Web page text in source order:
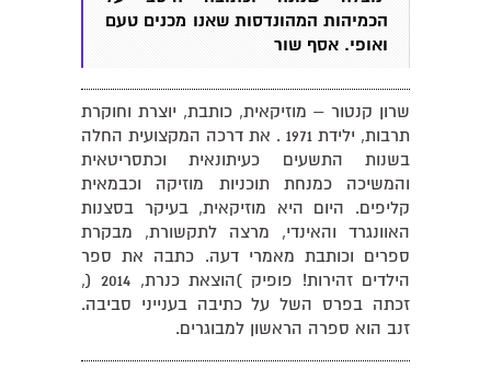
הכמיהות המהונדסות שאנו מכנים טעם
ואופי. אסף שור
שרון קנטור – מוזיקאית, כותבת, יוצרת וחוקרת
תרבות, ילידת 1971 . את דרכה המקצועית החלה
בשנות התשעים כעיתונאית וכתסריטאית
והמשיכה כמנחת תוכניות מוזיקה וכבמאית
קליפים. היום היא מוזיקאית, בעיקר בסצנות
האוונגרד והאינדי, מרצה לתקשורת, מבקרת
ספרים וכותבת מאמרי דעה. כתבה את ספר
הילדים זהירות! פופיק )הוצאת כנרת, 2014 (,
זכתה בפרס השל על כתיבה בענייני סביבה.
זנב הוא ספרה הראשון למבוגרים.